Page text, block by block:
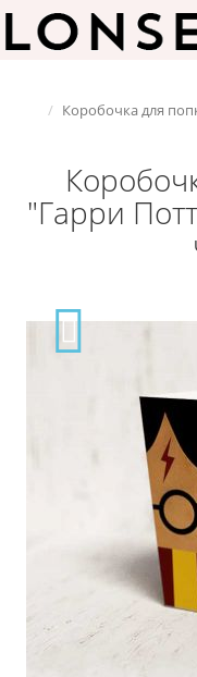
Коробочка для
"Гарри